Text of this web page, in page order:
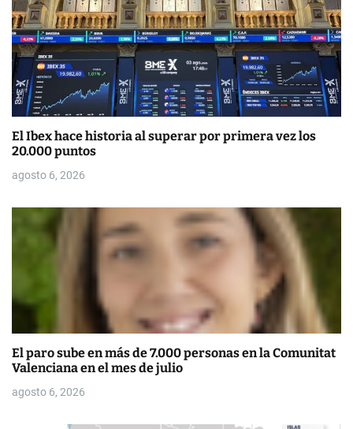
n
t
r
a
d
El Ibex hace historia al superar por primera vez los
20.000 puntos
agosto 6, 2026
El paro sube en más de 7.000 personas en la Comunitat
Valenciana en el mes de julio
agosto 6, 2026